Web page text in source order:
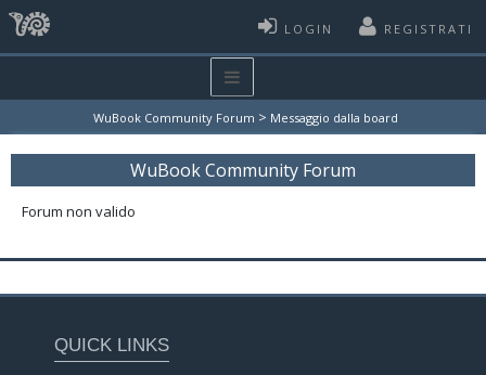
LOGIN REGISTRATI
WuBook Community Forum > Messaggio dalla board
WuBook Community Forum
Forum non valido
QUICK LINKS